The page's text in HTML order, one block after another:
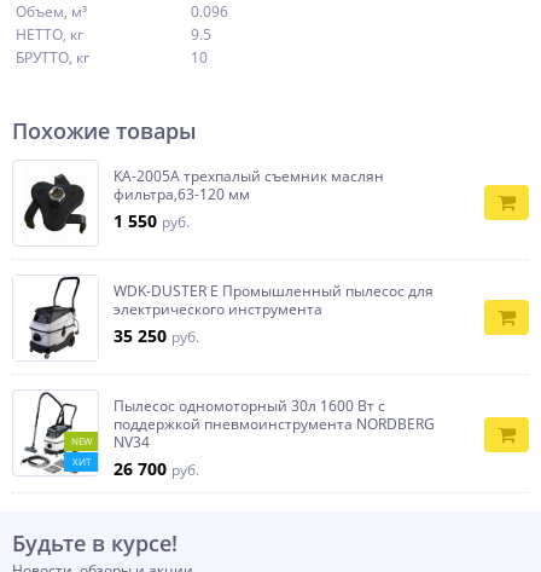
Объем, м³
0.096
НЕТТО, кг
9.5
БРУТТО, кг
10
Похожие товары
KA-2005А трехпалый съемник маслян
фильтра,63-120 мм
1 550 руб.
WDK-DUSTER E Промышленный пылесос для
электрического инструмента
35 250 руб.
NEW
ХИТ
Пылесос одномоторный 30л 1600 Вт с
поддержкой пневмоинструмента NORDBERG
NV34
26 700 руб.
Будьте в курсе!